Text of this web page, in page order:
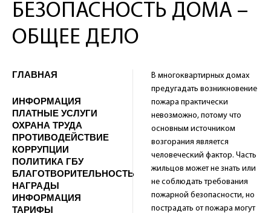
БЕЗОПАСНОСТЬ ДОМА –
ОБЩЕЕ ДЕЛО
ГЛАВНАЯ
ИНФОРМАЦИЯ
ПЛАТНЫЕ УСЛУГИ
ОХРАНА ТРУДА
ПРОТИВОДЕЙСТВИЕ
КОРРУПЦИИ
ПОЛИТИКА ГБУ
БЛАГОТВОРИТЕЛЬНОСТЬ
НАГРАДЫ
ИНФОРМАЦИЯ
ТАРИФЫ
В многоквартирных домах
предугадать возникновение
пожара практически
невозможно, потому что
основным источником
возгорания является
человеческий фактор. Часть
жильцов может не знать или
не соблюдать требования
пожарной безопасности, но
пострадать от пожара могут